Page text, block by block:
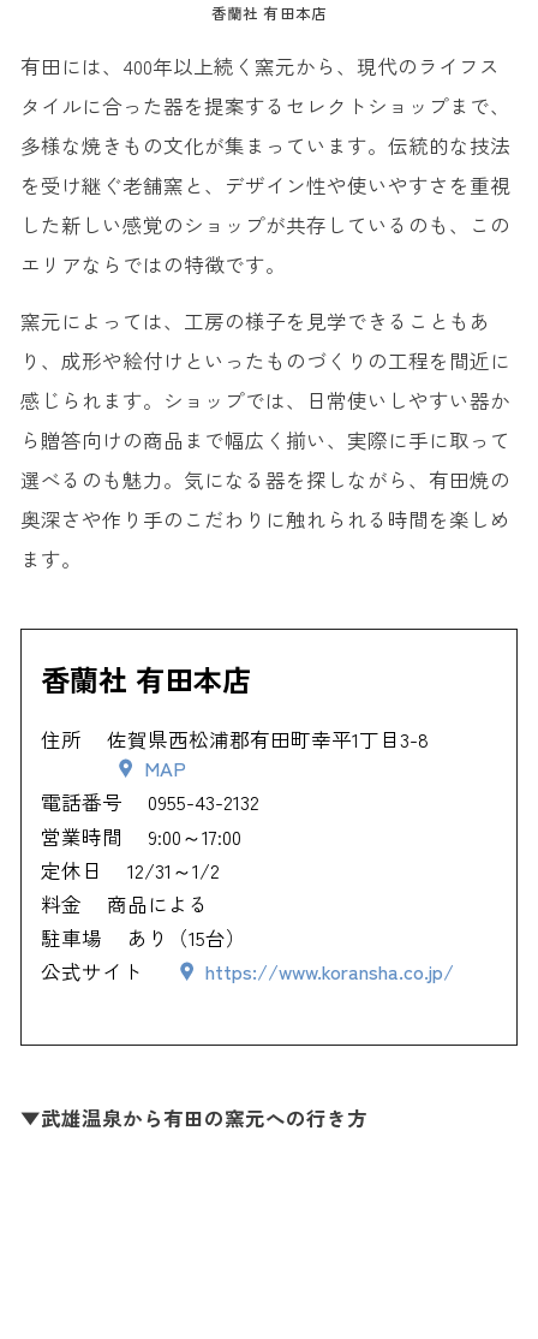
香蘭社 有田本店
有田には、400年以上続く窯元から、現代のライフス
タイルに合った器を提案するセレクトショップまで、
多様な焼きもの文化が集まっています。伝統的な技法
を受け継ぐ老舗窯と、デザイン性や使いやすさを重視
した新しい感覚のショップが共存しているのも、この
エリアならではの特徴です。
窯元によっては、工房の様子を見学できることもあ
り、成形や絵付けといったものづくりの工程を間近に
感じられます。ショップでは、日常使いしやすい器か
ら贈答向けの商品まで幅広く揃い、実際に手に取って
選べるのも魅力。気になる器を探しながら、有田焼の
奥深さや作り手のこだわりに触れられる時間を楽しめ
ます。
香蘭社 有田本店
住所
佐賀県西松浦郡有田町幸平1丁目3-8
MAP
電話番号
0955-43-2132
営業時間
9:00～17:00
定休日
12/31～1/2
料金
商品による
駐車場
あり（15台）
公式サイト
https://www.koransha.co.jp/
▼武雄温泉から有田の窯元への行き方